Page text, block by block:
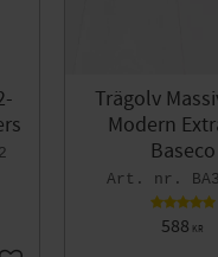
Trägolv
Modern
Baseco
588 KR